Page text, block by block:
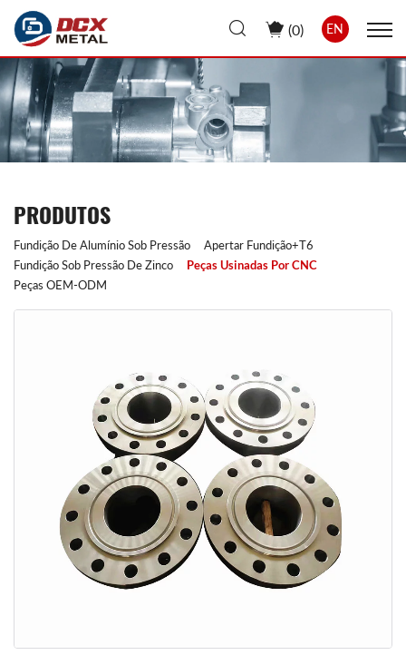
(0) EN
PRODUTOS
Fundição De Alumínio Sob Pressão
Apertar Fundição+T6
Fundição Sob Pressão De Zinco
Peças Usinadas Por CNC
Peças OEM-ODM